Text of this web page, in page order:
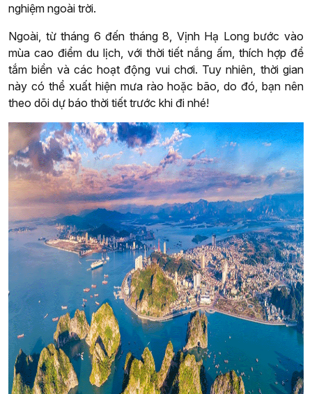
nghiệm ngoài trời.
Ngoài, từ tháng 6 đến tháng 8, Vịnh Hạ Long bước vào
mùa cao điểm du lịch, với thời tiết nắng ấm, thích hợp để
tắm biển và các hoạt động vui chơi. Tuy nhiên, thời gian
này có thể xuất hiện mưa rào hoặc bão, do đó, bạn nên
theo dõi dự báo thời tiết trước khi đi nhé!